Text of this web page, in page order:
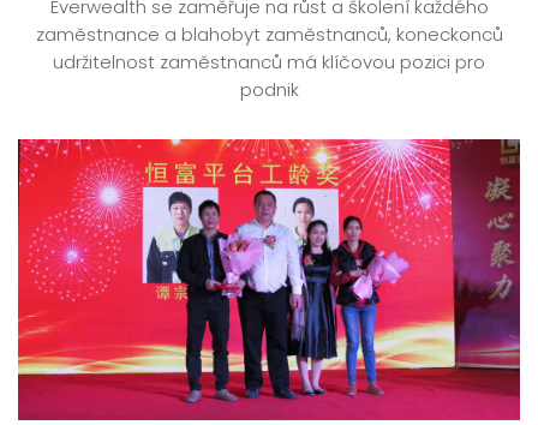
Everwealth se zaměřuje na růst a školení každého
zaměstnance a blahobyt zaměstnanců, koneckonců
udržitelnost zaměstnanců má klíčovou pozici pro
podnik